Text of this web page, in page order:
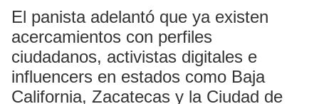
El panista adelantó que ya existen
acercamientos con perfiles
ciudadanos, activistas digitales e
influencers en estados como Baja
California, Zacatecas y la Ciudad de